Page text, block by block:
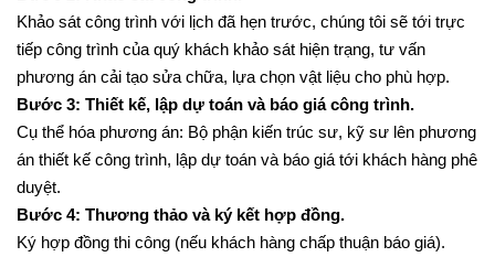
Khảo sát công trình với lịch đã hẹn trước, chúng tôi sẽ tới trực
tiếp công trình của quý khách khảo sát hiện trạng, tư vấn
phương án cải tạo sửa chữa, lựa chọn vật liệu cho phù hợp.
Bước 3: Thiết kế, lập dự toán và báo giá công trình.
Cụ thể hóa phương án: Bộ phận kiến trúc sư, kỹ sư lên phương
án thiết kế công trình, lập dự toán và báo giá tới khách hàng phê
duyệt.
Bước 4: Thương thảo và ký kết hợp đồng.
Ký hợp đồng thi công (nếu khách hàng chấp thuận báo giá).